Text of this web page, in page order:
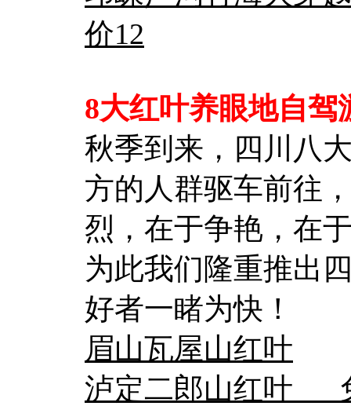
价12
8大红叶养眼地自驾
秋季到来，四川八
方的人群驱车前往
烈，在于争艳，在
为此我们隆重推出
好者一睹为快！
眉山瓦屋山红叶
泸定二郎山红叶